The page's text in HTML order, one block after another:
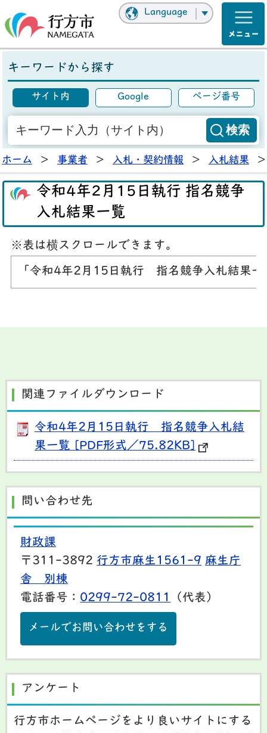
Language
キーワードから探す
サイト内 Google ページ番号
ホーム > 事業者 > 入札・契約情報 > 入札結果 >
令和4年2月15日執行 指名競争
入札結果一覧
※表は横スクロールできます。
「令和4年2月15日執行 指名競争入札結果一
関連ファイルダウンロード
令和4年2月15日執行 指名競争入札結
果一覧 [PDF形式／75.82KB]
問い合わせ先
財政課
〒311-3892 行方市麻生1561-9 麻生庁
舎 別棟
電話番号： 0299-72-0811 （代表）
メールでお問い合わせをする
アンケート
行方市ホームページをより良いサイトにする